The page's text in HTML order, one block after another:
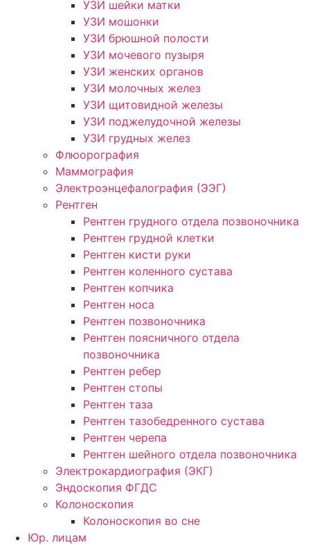
УЗИ шейки матки
УЗИ мошонки
УЗИ брюшной полости
УЗИ мочевого пузыря
УЗИ женских органов
УЗИ молочных желез
УЗИ щитовидной железы
УЗИ поджелудочной железы
УЗИ грудных желез
Флюорография
Маммография
Электроэнцефалография (ЭЭГ)
Рентген
Рентген грудного отдела позвоночника
Рентген грудной клетки
Рентген кисти руки
Рентген коленного сустава
Рентген копчика
Рентген носа
Рентген позвоночника
Рентген поясничного отдела
позвоночника
Рентген ребер
Рентген стопы
Рентген таза
Рентген тазобедренного сустава
Рентген черепа
Рентген шейного отдела позвоночника
Электрокардиография (ЭКГ)
Эндоскопия ФГДС
Колоноскопия
Колоноскопия во сне
Юр. лицам